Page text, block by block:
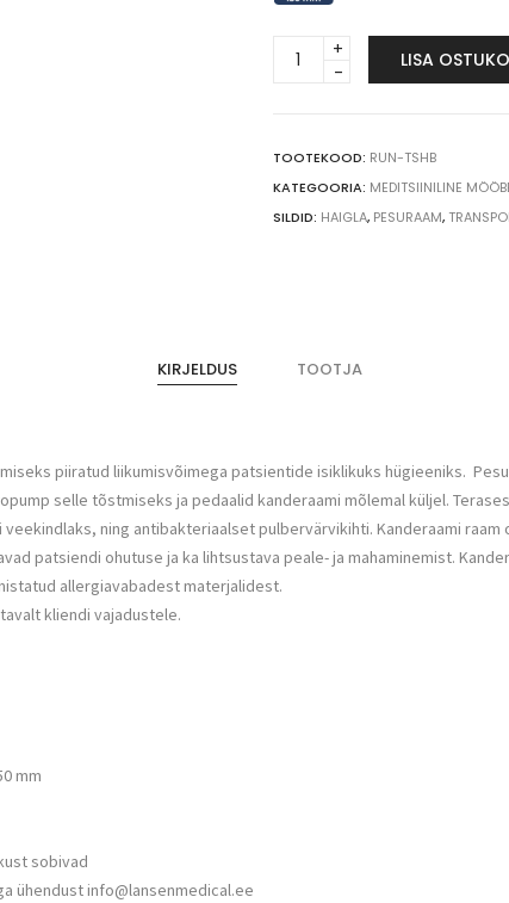
Mobiilne
hüdrauliline
LISA
TOOTEKOOD: RUN-TSHB
KATEGOORIA: MEDITSIINILINE
SILDID: HAIGLA, PESURAAM,
KIRJELDUS TOOTJA
piiratud liikumisvõimega patsientide isiklikuks hügieeniks.
selle tõstmiseks ja pedaalid kanderaami mõlemal küljel.
ning antibakteriaalset pulbervärvikihti. Kanderaami
patsiendi ohutuse ja ka lihtsustava peale- ja mahaminemist.
allergiavabadest materjalidest.
kliendi vajadustele.
mm
sobivad
ühendust info@lansenmedical.ee